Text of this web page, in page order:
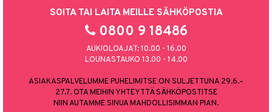
SOITA TAI LAITA MEILLE SÄHKÖPOSTIA
0800 9 18486
AUKIOLOAJAT: 10.00 - 16.00
LOUNASTAUKO 13.00 - 14.00
ASIAKASPALVELUMME PUHELIMITSE ON SULJETTUNA 29.6.–
27.7. OTA MEIHIN YHTEYTTÄ SÄHKÖPOSTITSE
NIIN AUTAMME SINUA MAHDOLLISIMMAN PIAN.